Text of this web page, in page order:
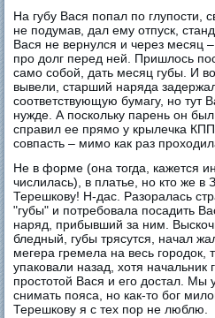
На губу Вася попал по глупости,
не подумав, дал ему отпуск,
Вася не вернулся и через месяц
про долг перед ней. Пришлось
само собой, дать месяц губы. И
вывели, старший наряда
соответствующую бумагу, но тут
нужде. А поскольку парень он
справил ее прямо у крылечка
совпасть – мимо как раз
Не в форме (она тогда, кажется
числилась), в платье, но кто же в
Терешкову! Н-дас. Разоралась
"губы" и потребовала посадить
наряд, прибывший за ним.
бледный, губы трясутся, начал
мегера гремела на весь городок,
упаковали назад, хотя начальник
простотой Вася и его достал. Мы
снимать пояса, но как-то бог
Терешкову я с тех пор не люблю.